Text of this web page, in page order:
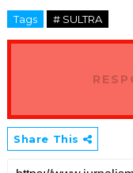
Tags # SULTRA
Share This